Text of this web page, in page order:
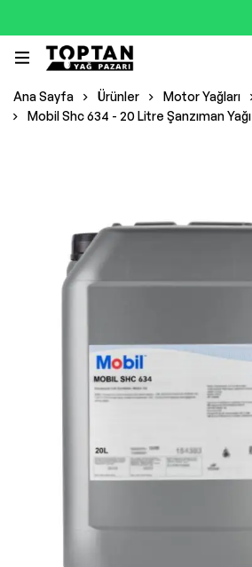
Ana Sayfa Ürünler Motor Yağları
Mobil Shc 634 - 20 Litre Şanzıman Yağı